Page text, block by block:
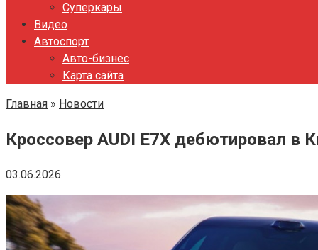
Суперкары
Видео
Автоспорт
Авто-бизнес
Карта сайта
Главная » Новости
Кроссовер AUDI E7X дебютировал в
03.06.2026